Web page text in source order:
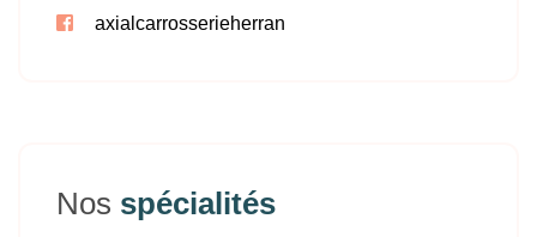
axialcarrosserieherran
Nos spécialités